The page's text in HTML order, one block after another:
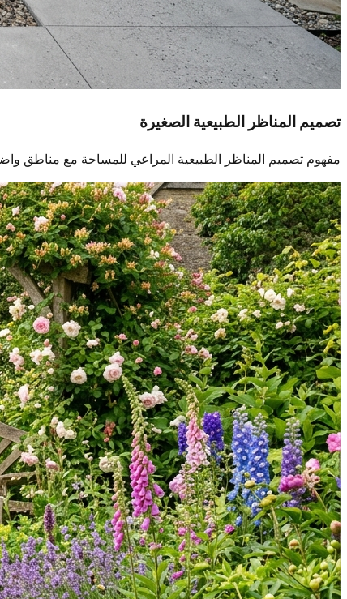
تصميم المناظر الطبيعية الصغيرة
مفهوم تصميم المناظر الطبيعية المراعي للمساحة مع مناطق